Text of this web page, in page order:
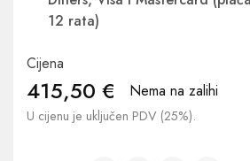
12 rata)
Cijena
415,50 € Nema na zalihi
U cijenu je uključen PDV (25%).